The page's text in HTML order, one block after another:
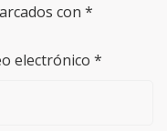
con *
electrónico *